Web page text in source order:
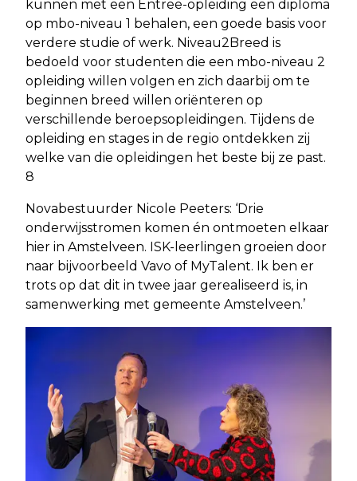
kunnen met een Entree-opleiding een diploma
op mbo-niveau 1 behalen, een goede basis voor
verdere studie of werk. Niveau2Breed is
bedoeld voor studenten die een mbo-niveau 2
opleiding willen volgen en zich daarbij om te
beginnen breed willen oriënteren op
verschillende beroepsopleidingen. Tijdens de
opleiding en stages in de regio ontdekken zij
welke van die opleidingen het beste bij ze past.
8
Novabestuurder Nicole Peeters: ‘Drie
onderwijsstromen komen én ontmoeten elkaar
hier in Amstelveen. ISK-leerlingen groeien door
naar bijvoorbeeld Vavo of MyTalent. Ik ben er
trots op dat dit in twee jaar gerealiseerd is, in
samenwerking met gemeente Amstelveen.’